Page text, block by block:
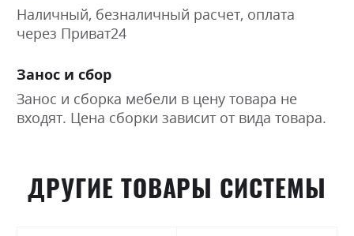
Наличный, безналичный расчет, оплата
через Приват24
Занос и сбор
Занос и сборка мебели в цену товара не
входят. Цена сборки зависит от вида товара.
ДРУГИЕ ТОВАРЫ СИСТЕМЫ